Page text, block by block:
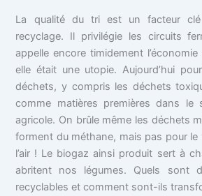
La qualité du tri est un facteur
recyclage. Il privilégie les circuits
appelle encore timidement
elle était une utopie. Aujourd’hui
déchets, y compris les déchets
comme matières premières dans le
agricole. On brûle même les déchets
forment du méthane, mais pas pour le
l’air ! Le biogaz ainsi produit sert à
abritent nos légumes. Quels sont
recyclables et comment sont-ils